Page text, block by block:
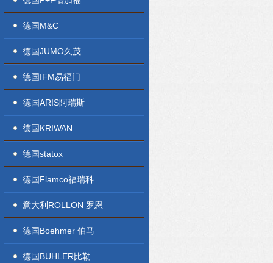
德国M&C
德国JUMO久茂
德国IFM易福门
德国ARIS阿瑞斯
德国KRIWAN
德国statox
德国Flamco福瑞科
意大利ROLLON 罗恩
德国Boehmer 伯马
德国BUHLER比勒